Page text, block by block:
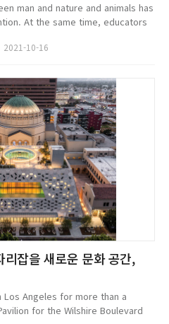
man and nature and animals has
At the same time, educators
2021-10-16
잡을 새로운 문화 공간,
Angeles for more than a
for the Wilshire Boulevard